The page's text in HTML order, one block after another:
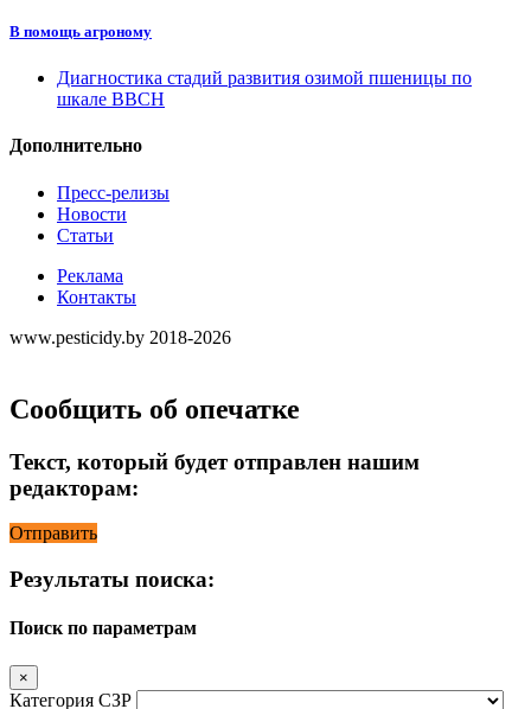
В помощь агроному
Диагностика стадий развития озимой пшеницы по
шкале ВВСН
Дополнительно
Пресс-релизы
Новости
Статьи
Реклама
Контакты
www.pesticidy.by 2018-2026
Сообщить об опечатке
Текст, который будет отправлен нашим
редакторам:
Отправить
Результаты поиска:
Поиск по параметрам
×
Категория СЗР